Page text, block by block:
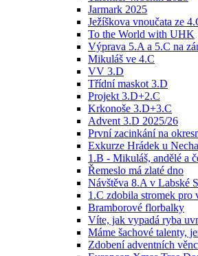
Jarmark 2025
Ježíškova vnoučata ze
To the World with UHK
Výprava 5.A a 5.C na
Mikuláš ve 4.C
VV 3.D
Třídní maskot 3.D
Projekt 3.D+2.C
Krkonoše 3.D+3.C
Advent 3.D 2025/26
První zacinkání na
Exkurze Hrádek u
1.B - Mikuláš, andělé a
Řemeslo má zlaté dno
Návštěva 8.A v Labské
1.C zdobila stromek pro
Bramborové florbalky
Víte, jak vypadá ryba
Máme šachové talenty,
Zdobení adventních